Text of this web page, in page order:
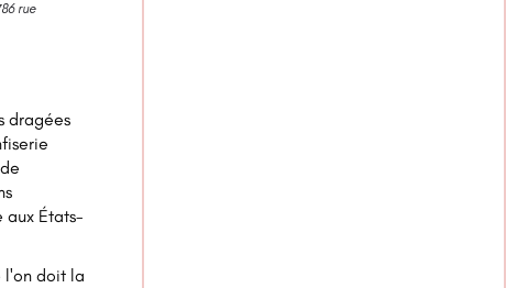
rue
dragées
aux États-
l'on doit la